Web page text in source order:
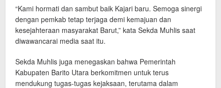
“Kami hormati dan sambut baik Kajari baru. Semoga sinergi
dengan pemkab tetap terjaga demi kemajuan dan
kesejahteraan masyarakat Barut,” kata Sekda Muhlis saat
diwawancarai media saat itu.
Sekda Muhlis juga menegaskan bahwa Pemerintah
Kabupaten Barito Utara berkomitmen untuk terus
mendukung tugas-tugas kejaksaan, terutama dalam